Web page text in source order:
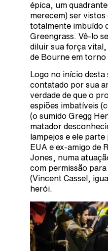
épica, um
merecem) ser
totalmente imbuído
Greengrass. Vê-lo
diluir sua força vital,
de Bourne em torno
Logo no início
contatado por sua
verdade de que o
espiões imbatíveis
(o sumido Gregg
matador
lampejos e ele
EUA e ex-amigo de
Jones, numa
com permissão
(Vincent Cassel,
herói.